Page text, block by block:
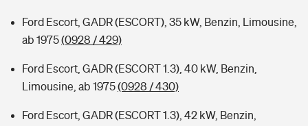
Ford Escort, GADR (ESCORT), 35 kW, Benzin, Limousine,
ab 1975(0928 / 429)
Ford Escort, GADR (ESCORT 1.3), 40 kW, Benzin,
Limousine, ab 1975(0928 / 430)
Ford Escort, GADR (ESCORT 1.3), 42 kW, Benzin,